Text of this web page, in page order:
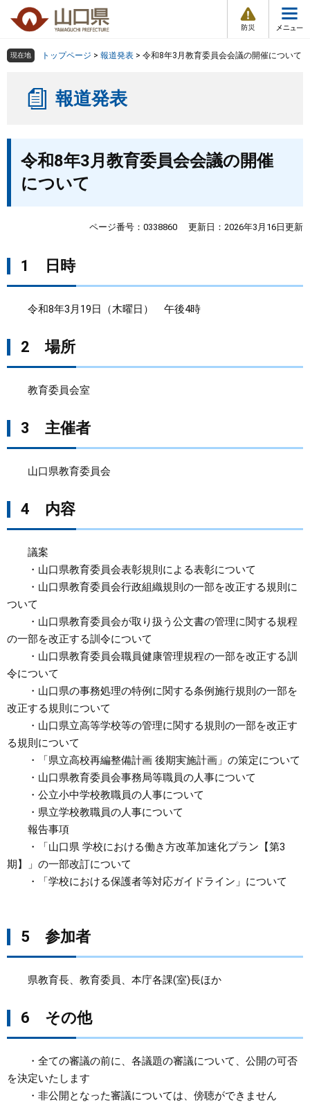
の
ー
情
報
メ
ュ
組織で探す
Other Languages
トップページ
くらし・環境
教育・文化・スポーツ
しごと・産業・観光
まちづくり
現在地 トップページ > 報道発表 > 令和8年3月教育委員会会議の開催について
報道発表
令和8年3月教育委員会会議の開催
について
ページ番号：0338860 更新日：2026年3月16日更新
1 日時
令和8年3月19日（木曜日） 午後4時
2 場所
教育委員会室
3 主催者
山口県教育委員会
4 内容
議案
・山口県教育委員会表彰規則による表彰について
・山口県教育委員会行政組織規則の一部を改正する規則に
ついて
・山口県教育委員会が取り扱う公文書の管理に関する規程
の一部を改正する訓令について
・山口県教育委員会職員健康管理規程の一部を改正する訓
令について
・山口県の事務処理の特例に関する条例施行規則の一部を
改正する規則について
・山口県立高等学校等の管理に関する規則の一部を改正す
る規則について
・「県立高校再編整備計画 後期実施計画」の策定について
・山口県教育委員会事務局等職員の人事について
・公立小中学校教職員の人事について
・県立学校教職員の人事について
報告事項
・「山口県 学校における働き方改革加速化プラン【第3
期】」の一部改訂について
・「学校における保護者等対応ガイドライン」について
5 参加者
県教育長、教育委員、本庁各課(室)長ほか​
6 その他
・全ての審議の前に、各議題の審議について、公開の可否
を決定いたします
・非公開となった審議については、傍聴ができません